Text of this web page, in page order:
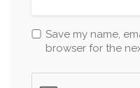
Save my name,
browser for the